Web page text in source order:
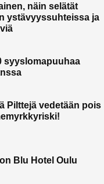
näin selätät
ystävyyssuhteissa ja
syyslomapuuhaa
Pilttejä vedetään pois
Blu Hotel Oulu